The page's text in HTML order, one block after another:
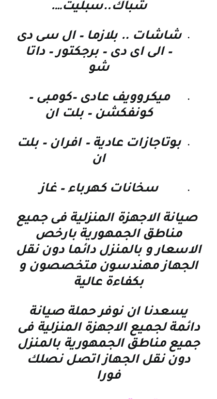
شباك..سبليت….
شاشات .. بلازما – ال سى دى
– الى اى دى – برجكتور – داتا
شو
ميكروويف عادى –كومبى –
كونفكشن – بلت ان
بوتاجازات عادية – افران – بلت
ان
سخانات كهرباء – غاز
صيانة الاجهزة المنزلية فى جميع
مناطق الجمهورية بارخص
الاسعار و بالمنزل دائما دون نقل
الجهاز مهندسون متخصصون و
بكفاءة عالية
يسعدنا ان نوفر حملة صيانة
دائمة لجميع الاجهزة المنزلية فى
جميع مناطق الجمهورية بالمنزل
دون نقل الجهاز اتصل نصلك
فورا